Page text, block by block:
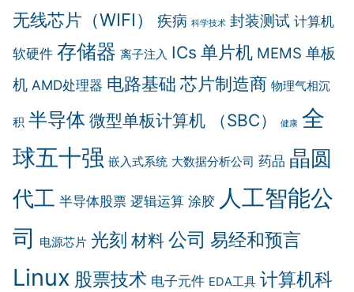
无线芯片（WIFI） 疾病 科学技术 封装测试 计算机
软硬件 存储器 离子注入 ICs 单片机 MEMS 单板
机 AMD处理器 电路基础 芯片制造商 物理气相沉
积 半导体 微型单板计算机 （SBC） 健康 全
球五十强 嵌入式系统 大数据分析公司 药品 晶圆
代工 半导体股票 逻辑运算 涂胶 人工智能公
司
电源芯片 光刻 材料 公司 易经和预言
Linux 股票技术 电子元件 EDA工具 计算机科